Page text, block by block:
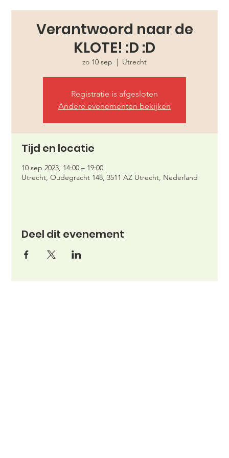
Verantwoord naar de
KLOTE! :D :D
zo 10 sep
  |
Utrecht
Registratie is afgesloten
Andere evenementen bekijken
Tijd en locatie
10 sep 2023, 14:00 – 19:00
Utrecht, Oudegracht 148, 3511 AZ Utrecht, Nederland
Deel dit evenement